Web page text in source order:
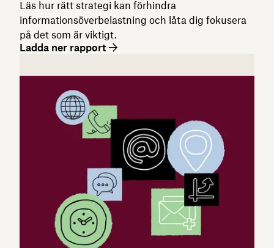
Läs hur rätt strategi kan förhindra
informationsöverbelastning och låta dig fokusera
på det som är viktigt.
Ladda ner rapport